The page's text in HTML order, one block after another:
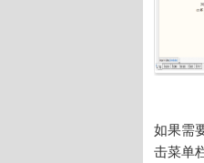
如果需
击菜单